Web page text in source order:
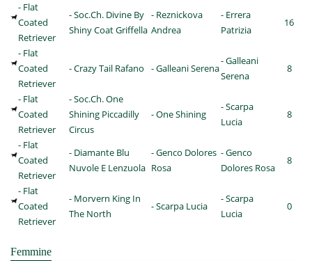
- Flat
Coated
Retriever
- Soc.Ch. Divine By
Shiny Coat Griffella
- Reznickova
Andrea
- Errera
Patrizia
16
- Flat
Coated
Retriever
- Crazy Tail Rafano - Galleani Serena
- Galleani
Serena
8
- Flat
Coated
Retriever
- Soc.Ch. One
Shining Piccadilly
Circus
- One Shining
- Scarpa
Lucia
8
- Flat
Coated
Retriever
- Diamante Blu
Nuvole E Lenzuola
- Genco Dolores
Rosa
- Genco
Dolores Rosa
8
- Flat
Coated
Retriever
- Morvern King In
The North
- Scarpa Lucia
- Scarpa
Lucia
0
Femmine